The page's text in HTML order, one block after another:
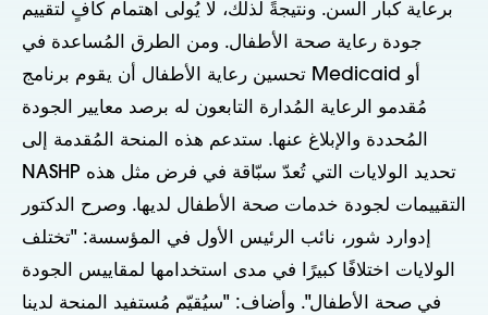
برعاية كبار السن. ونتيجةً لذلك، لا يُولى اهتمام كافٍ لتقييم
جودة رعاية صحة الأطفال. ومن الطرق المُساعدة في
تحسين رعاية الأطفال أن يقوم برنامج Medicaid أو
مُقدمو الرعاية المُدارة التابعون له برصد معايير الجودة
المُحددة والإبلاغ عنها. ستدعم هذه المنحة المُقدمة إلى
NASHP تحديد الولايات التي تُعدّ سبّاقة في فرض مثل هذه
التقييمات لجودة خدمات صحة الأطفال لديها. وصرح الدكتور
إدوارد شور، نائب الرئيس الأول في المؤسسة: "تختلف
الولايات اختلافًا كبيرًا في مدى استخدامها لمقاييس الجودة
في صحة الأطفال". وأضاف: "سيُقيّم مُستفيد المنحة لدينا